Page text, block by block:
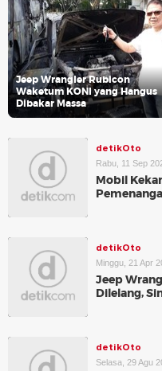
Jeep Wrangler Rubicon
Waketum KONI yang Hangus
Dibakar Massa
detikOto
Rabu, 11 Sep
Mobil
detikOto
Minggu, 21 Apr
Jeep
Dilelang,
detikOto
Selasa, 29 Agu